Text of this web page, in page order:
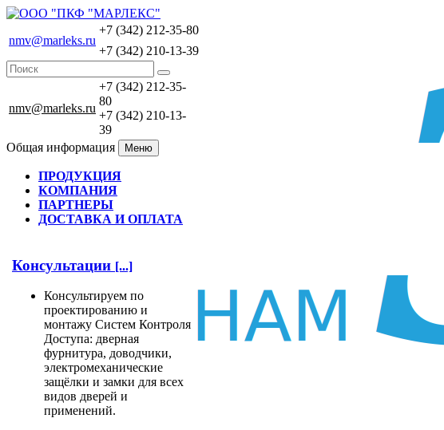
nmv@marleks.ru
+7 (342) 212-35-80
+7 (342) 210-13-39
nmv@marleks.ru
+7 (342) 212-35-
80
+7 (342) 210-13-
39
Общая информация
Меню
ПРОДУКЦИЯ
КОМПАНИЯ
ПАРТНЕРЫ
ДОСТАВКА И ОПЛАТА
Консультации [...]
Консультируем по
проектированию и
монтажу Систем Контроля
Доступа: дверная
фурнитура, доводчики,
электромеханические
защёлки и замки для всех
видов дверей и
применений.